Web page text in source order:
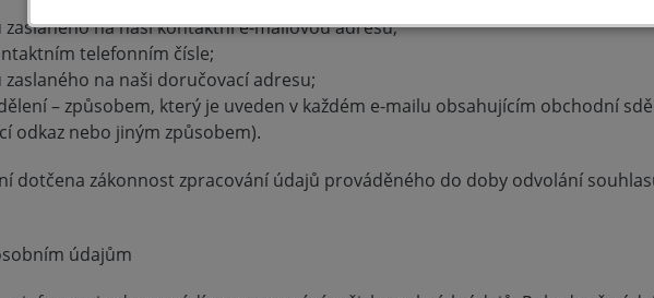
na naši kontaktní e-mailovou adresu;
telefonním čísle;
na naši doručovací adresu;
– způsobem, který je uveden v každém e-mailu obsahujícím obchodní
odkaz nebo jiným způsobem).
dotčena zákonnost zpracování údajů prováděného do doby odvolání
údajům